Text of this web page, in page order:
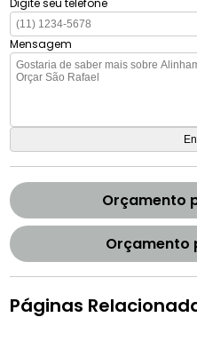
Digite seu telefone
Mensagem
Orçamento
Orçamento
Páginas